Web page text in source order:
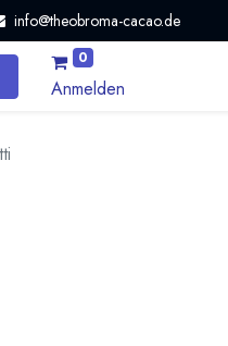
info@theobroma-cacao.de
0
Anmelden